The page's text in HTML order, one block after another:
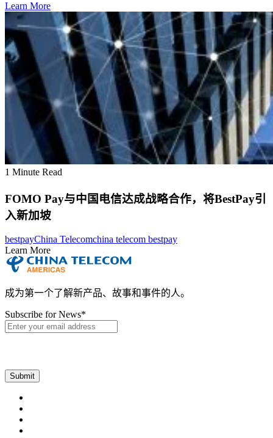
Learn More
1 Minute Read
FOMO Pay与中国电信达成战略合作，将BestPay引
入新加坡
bestpayChina Telecomchina telecom bestpay
Learn More
成为第一个了解新产品、故事和事件的人。
Subscribe for News*